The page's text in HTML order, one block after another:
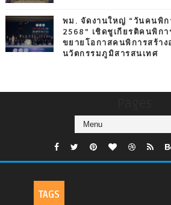
พม. จัดงานใหญ่ “วันคนพิก
2568” เชิดชูเกียรติคนพิก
ขยายโอกาสคนพิการสร้า
นวัตกรรมภูมิสารสนเทศ
TAGS